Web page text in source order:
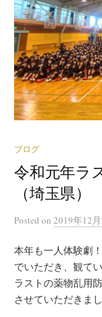
ブログ
令和元年ラ
（埼玉県）
Posted on 2019年12
本年も一人体験劇
でいただき、観て
ラストの薬物乱用
させていただきま